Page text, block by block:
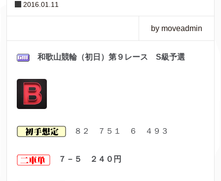
2016.01.11
by moveadmin
和歌山競輪（初日）第９レース S級予選
８２ ７５１ ６ ４９３
７－５ ２４０ 円